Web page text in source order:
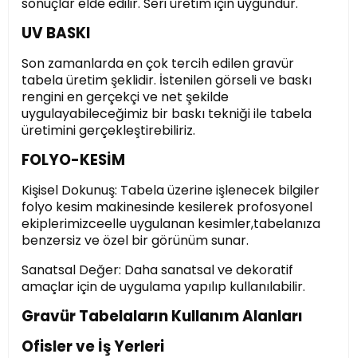
UV BASKI
Son zamanlarda en çok tercih edilen gravür
tabela üretim şeklidir. İstenilen görseli ve baskı
rengini en gerçekçi ve net şekilde
uygulayabileceğimiz bir baskı tekniği ile tabela
üretimini gerçekleştirebiliriz.
FOLYO-KESİM
Kişisel Dokunuş: Tabela üzerine işlenecek bilgiler
folyo kesim makinesinde kesilerek profosyonel
ekiplerimizceelle uygulanan kesimler,tabelanıza
benzersiz ve özel bir görünüm sunar.
Sanatsal Değer: Daha sanatsal ve dekoratif
amaçlar için de uygulama yapılıp kullanılabilir.
Gravür Tabelaların Kullanım Alanları
Ofisler ve İş Yerleri